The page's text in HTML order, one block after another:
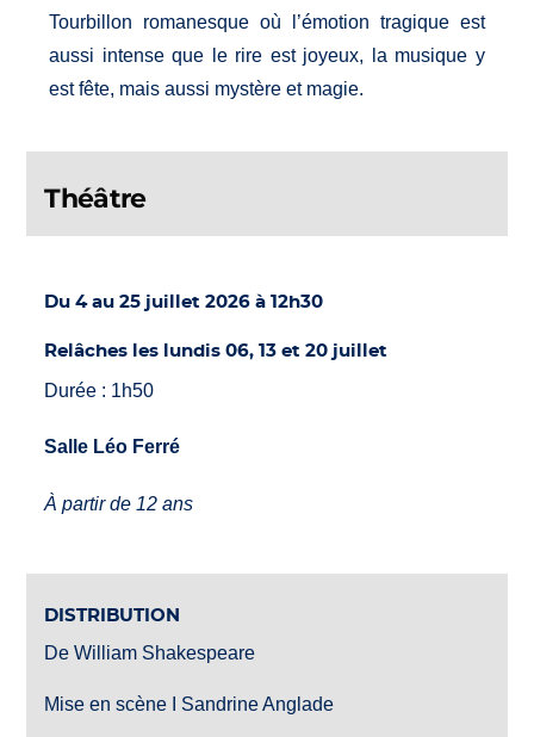
Tourbillon romanesque où l’émotion tragique est
aussi intense que le rire est joyeux, la musique y
est fête, mais aussi mystère et magie.
Théâtre
Du 4 au 25 juillet 2026 à 12h30
Relâches les lundis 06, 13 et 20 juillet
Durée : 1h50
Salle Léo Ferré
À partir de 12 ans
DISTRIBUTION
De William Shakespeare
Mise en scène I Sandrine Anglade